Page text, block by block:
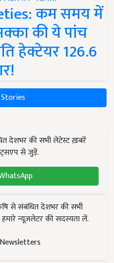
कम समय में
की ये पांच
हेक्टेयर 126.6
देशभर की सभी लेटेस्ट ख़बरें
से जुड़ें.
से संबंधित देशभर की सभी
न्यूज़लेटर की सदस्यता लें.